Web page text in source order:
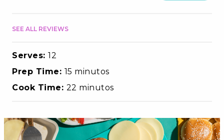
SEE ALL REVIEWS
Serves: 12
Prep Time: 15 minutos
Cook Time: 22 minutos